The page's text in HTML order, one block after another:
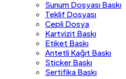
Sunum Dosyası Baskı
Teklif Dosyası
Cepli Dosya
Kartvizit Baskı
Etiket Baskı
Antetli Kağıt Baskı
Sticker Baskı
Sertifika Baskı